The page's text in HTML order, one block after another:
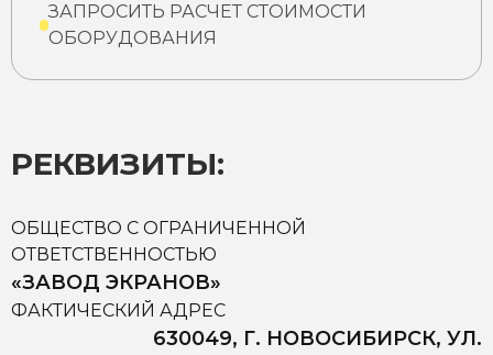
ЗАПРОСИТЬ РАСЧЕТ СТОИМОСТИ
ОБОРУДОВАНИЯ
РЕКВИЗИТЫ:
ОБЩЕСТВО С ОГРАНИЧЕННОЙ
ОТВЕТСТВЕННОСТЬЮ
«ЗАВОД ЭКРАНОВ»
ФАКТИЧЕСКИЙ АДРЕС
630049, Г. НОВОСИБИРСК, УЛ.